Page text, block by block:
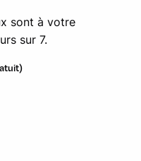
sont à votre
sur 7.